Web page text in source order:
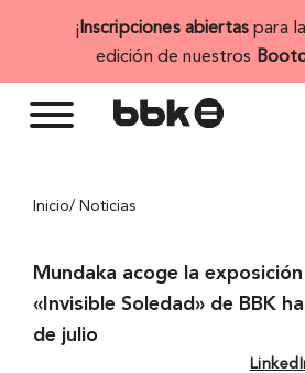
¡ Inscripciones abiertas para
edición de nuestros
Inicio/ Noticias
Mundaka acoge la exposición
«Invisible Soledad» de BBK
de julio